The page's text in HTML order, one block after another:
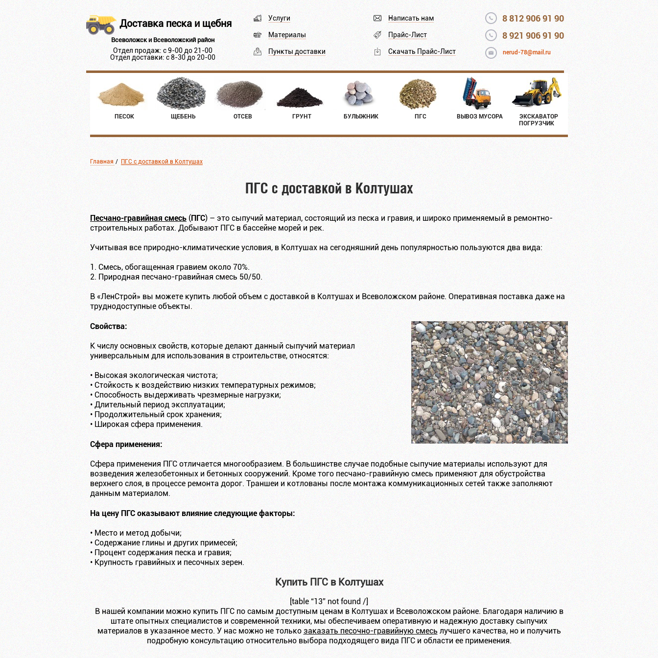
Доставка песка и щебня
Всеволожск и Всеволожский район
Отдел продаж: с 9-00 до 21-00
Отдел доставки: с 8-30 до 20-00
Услуги
Материалы
Пункты доставки
Написать нам
Прайс-Лист
Скачать Прайс-Лист
8 812 906 91 90
8 921 906 91 90
nerud-78@mail.ru
ПЕСОК ЩЕБЕНЬ ОТСЕВ ГРУНТ БУЛЫЖНИК ПГС ВЫВОЗ МУСОРА
ЭКСКАВАТОР
ПОГРУЗЧИК
Главная / ПГС с доставкой в Колтушах
ПГС с доставкой в Колтушах
Песчано-гравийная смесь (ПГС) – это сыпучий материал, состоящий из песка и гравия, и широко применяемый в ремонтно-
строительных работах. Добывают ПГС в бассейне морей и рек.
Учитывая все природно-климатические условия, в Колтушах на сегодняшний день популярностью пользуются два вида:
1. Смесь, обогащенная гравием около 70%.
2. Природная песчано-гравийная смесь 50/50.
В «ЛенСтрой» вы можете купить любой объем с доставкой в Колтушах и Всеволожском районе. Оперативная поставка даже на
труднодоступные объекты.
Свойства:
К числу основных свойств, которые делают данный сыпучий материал
универсальным для использования в строительстве, относятся:
• Высокая экологическая чистота;
• Стойкость к воздействию низких температурных режимов;
• Способность выдерживать чрезмерные нагрузки;
• Длительный период эксплуатации;
• Продолжительный срок хранения;
• Широкая сфера применения.
Сфера применения:
Сфера применения ПГС отличается многообразием. В большинстве случае подобные сыпучие материалы используют для
возведения железобетонных и бетонных сооружений. Кроме того песчано-гравийную смесь применяют для обустройства
верхнего слоя, в процессе ремонта дорог. Траншеи и котлованы после монтажа коммуникационных сетей также заполняют
данным материалом.
На цену ПГС оказывают влияние следующие факторы:
• Место и метод добычи;
• Содержание глины и других примесей;
• Процент содержания песка и гравия;
• Крупность гравийных и песочных зерен.
Купить ПГС в Колтушах
[table “13” not found /]
В нашей компании можно купить ПГС по самым доступным ценам в Колтушах и Всеволожском районе. Благодаря наличию в
штате опытных специалистов и современной техники, мы обеспечиваем оперативную и надежную доставку сыпучих
материалов в указанное место. У нас можно не только заказать песочно-гравийную смесь лучшего качества, но и получить
подробную консультацию относительно выбора подходящего вида ПГС и области ее применения.